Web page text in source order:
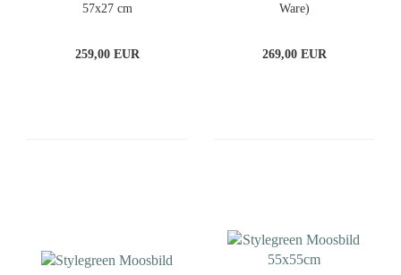
57x27 cm
259,00 EUR
Ware)
269,00 EUR